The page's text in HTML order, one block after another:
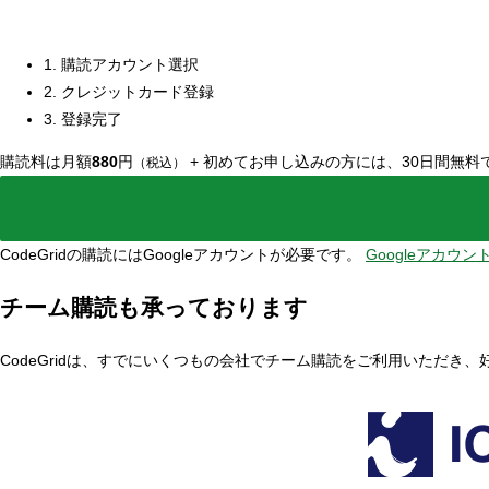
1. 購読アカウント選択
2. クレジットカード登録
3. 登録完了
購読料は月額880円 （税込） + 初めてお申し込みの方には、30日間無料
CodeGridの購読にはGoogleアカウントが必要です。 Googleアカウン
チーム購読も承っております
CodeGridは、すでにいくつもの会社でチーム購読をご利用いただき、